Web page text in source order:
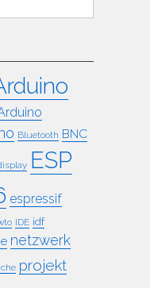
Bluetooth BNC
ESP
espressif
IDE idf
netzwerk
projekt